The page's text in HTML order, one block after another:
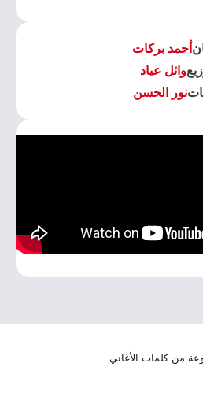
أحمد بركات
وائل عياد
نور الحسن
من كلمات الأغاني